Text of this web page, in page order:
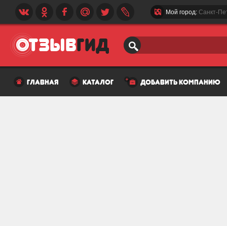
Мой город: Санкт-
главная каталог добавить компанию